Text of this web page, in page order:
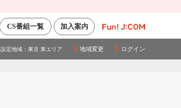
加入案内
CS番組一覧
設定地域： 東京 東エリア 地域変更 ログイン